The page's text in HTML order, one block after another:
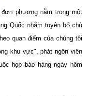
phương nằm trong một
Quốc nhằm tuyên bố chủ
quan điểm của chúng tôi
khu vực", phát ngôn viên
họp báo hàng ngày hôm